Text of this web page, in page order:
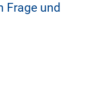
Frage und